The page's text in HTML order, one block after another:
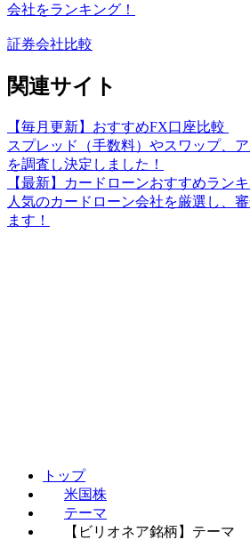
会社をランキング！
証券会社比較
関連サイト
【毎月更新】おすすめFX口座比較
スプレッド（手数料）やスワップ、
を調査し決定しました！
【最新】カードローンおすすめラン
人気のカードローン会社を厳選し、
ます！
トップ
米国株
テーマ
【ビリオネア銘柄】テーマ